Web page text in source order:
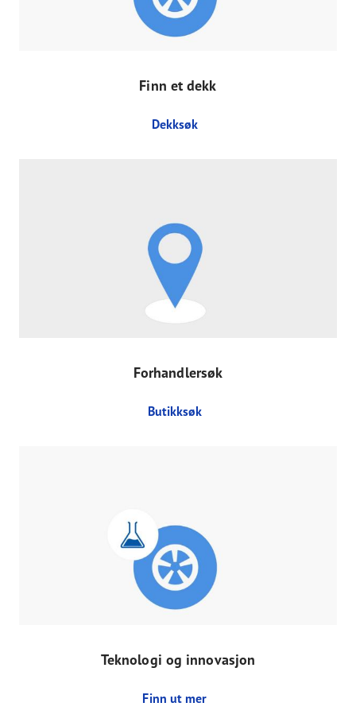
Finn et dekk
Dekksøk
Forhandlersøk
Butikksøk
Teknologi og innovasjon
Finn ut mer